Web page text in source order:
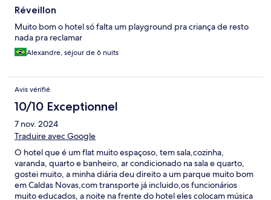
Réveillon
Muito bom o hotel só falta um playground pra criança de resto
nada pra reclamar
Alexandre, séjour de 6 nuits
Avis vérifié
10/10 Exceptionnel
7 nov. 2024
Traduire avec Google
O hotel que é um flat muito espaçoso, tem sala,cozinha,
varanda, quarto e banheiro, ar condicionado na sala e quarto,
gostei muito, a minha diária deu direito a um parque muito bom
em Caldas Novas,com transporte já incluido,os funcionários
muito educados, a noite na frente do hotel eles colocam música